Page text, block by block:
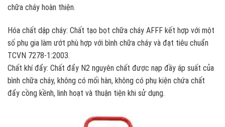
chữa cháy hoàn thiện.
Hóa chất dập cháy: Chất tạo bọt chữa cháy AFFF kết hợp với một
số phụ gia làm ướt phù hợp với bình chữa cháy và đạt tiêu chuẩn
TCVN 7278-1:2003.
Chất khí đẩy: Chất đẩy N2 nguyên chất được nạp đầy áp suất của
bình chữa cháy, không có mối hàn, không có phụ kiện chứa chất
đẩy cồng kềnh, linh hoạt và thuận tiện khi sử dụng.